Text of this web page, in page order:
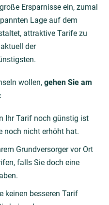
Ersparnisse ein, zumal
Lage auf dem
attraktive Tarife zu
der
wollen, gehen Sie am
Ihr Tarif noch günstig ist
noch nicht erhöht hat.
Grundversorger vor Ort
falls Sie doch eine
keinen besseren Tarif